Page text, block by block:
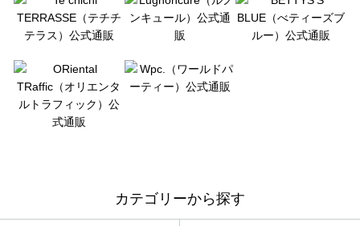
カテゴリーから探す